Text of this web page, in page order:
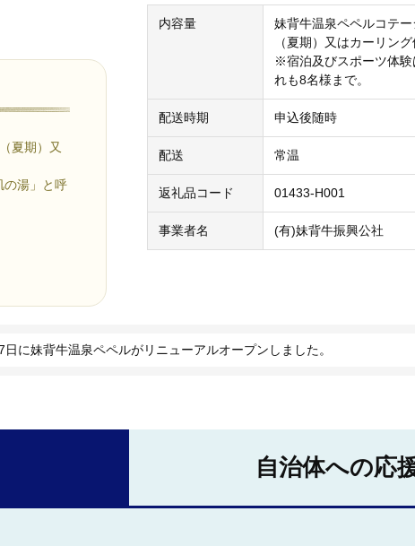
夏期）又
の湯」と呼
内容量
妹背牛温泉ペペルコテ
（夏期）又はカーリング
※宿泊及びスポーツ体
れも8名様まで。
配送時期 申込後随時
配送 常温
返礼品コード 01433-H001
事業者名 (有)妹背牛振興公社
に妹背牛温泉ペペルがリニューアルオープンしました。
自治体への応